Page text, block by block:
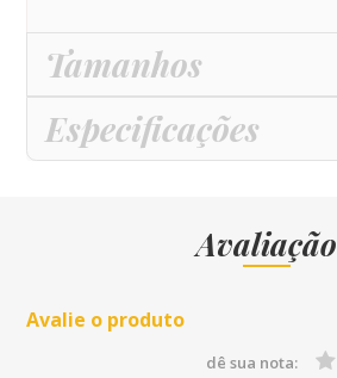
Tamanhos
Especificações
Avaliação
Avalie o produto
dê sua nota: